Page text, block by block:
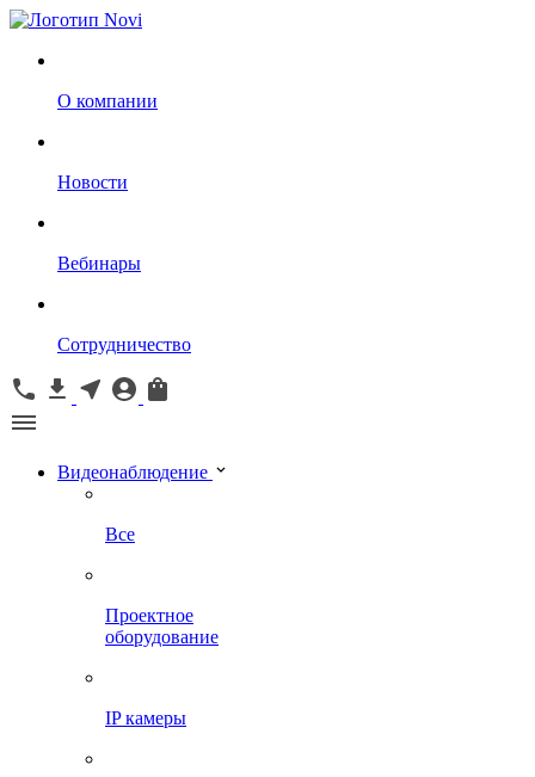
О компании
Новости
Вебинары
Сотрудничество
Видеонаблюдение
Все
Проектное
оборудование
IP камеры